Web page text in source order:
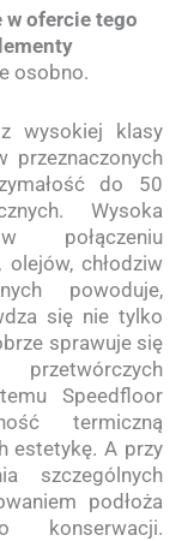
w ofercie tego
osobno.
wysokiej klasy
przeznaczonych
do 50
Wysoka
połączeniu
chłodziw
powoduje,
się nie tylko
sprawuje się
Speedfloor
termiczną
estetykę. A przy
szczególnych
podłoża